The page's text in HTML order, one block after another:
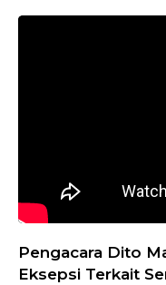
Pengacara Dito
Eksepsi Terkait